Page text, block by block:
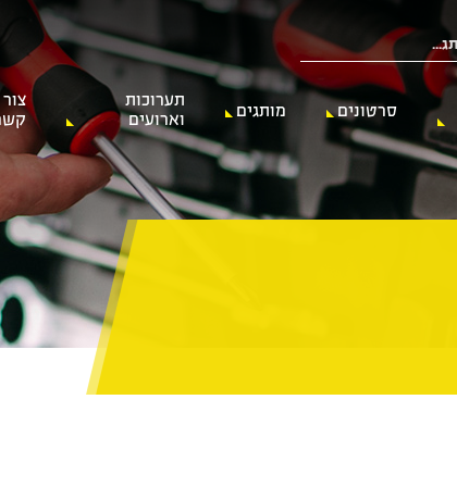
סרטונים מותגים
תערוכות
וארועים
צור